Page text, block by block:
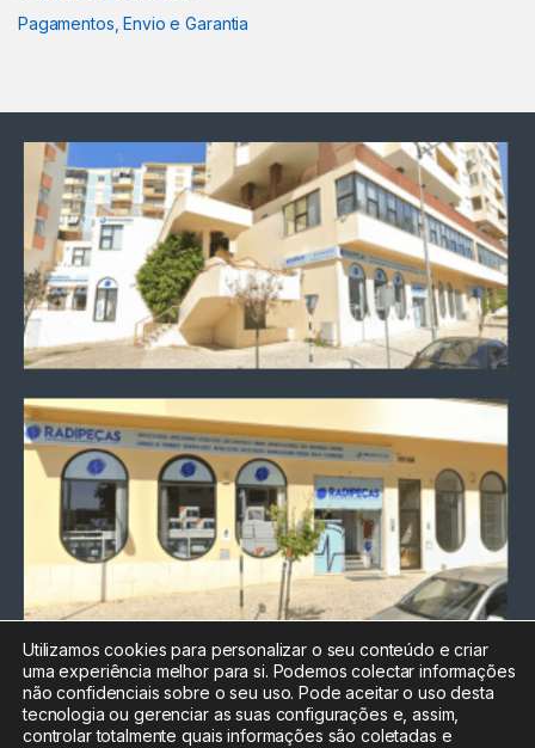
Pagamentos, Envio e Garantia
Chamada para a rede fixa
nacional
Electrónica:212
Utilizamos cookies para personalizar o seu conteúdo e criar
uma experiência melhor para si. Podemos colectar informações
não confidenciais sobre o seu uso. Pode aceitar o uso desta
tecnologia ou gerenciar as suas configurações e, assim,
controlar totalmente quais informações são coletadas e